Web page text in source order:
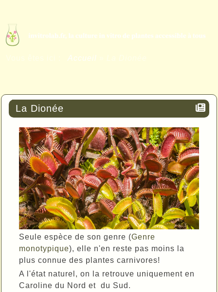
Accueil
La Dionée
Seule espèce de son genre (Genre
monotypique), elle n'en reste pas moins la
plus connue des plantes carnivores!
A l'état naturel, on la retrouve uniquement en
Caroline du Nord et du Sud.